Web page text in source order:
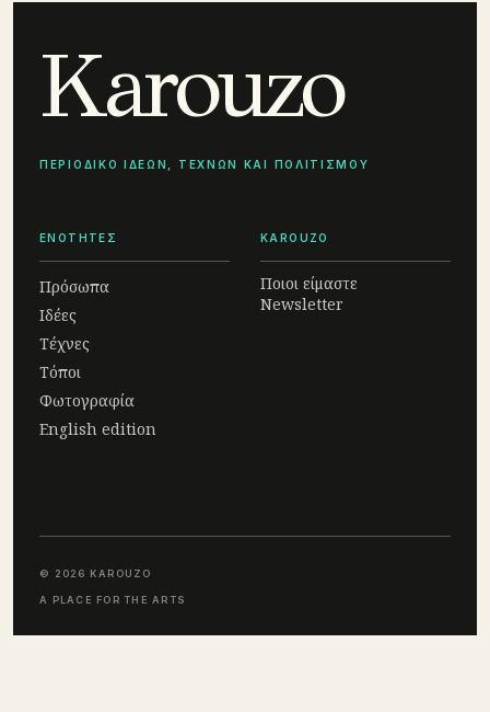
Karouzo
ΠΕΡΙΟΔΙΚΟ ΙΔΕΩΝ, ΤΕΧΝΩΝ ΚΑΙ ΠΟΛΙΤΙΣΜΟΥ
ΕΝΟΤΗΤΕΣ
Πρόσωπα
Ιδέες
Τέχνες
Τόποι
Φωτογραφία
English edition
KAROUZO
Ποιοι είμαστε
Newsletter
© 2026 KAROUZO
A PLACE FOR THE ARTS